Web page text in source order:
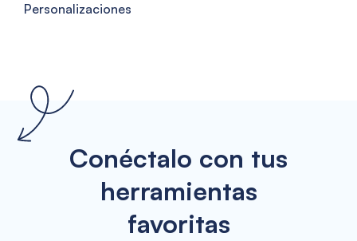
Personalizaciones
Conéctalo con tus
herramientas
favoritas